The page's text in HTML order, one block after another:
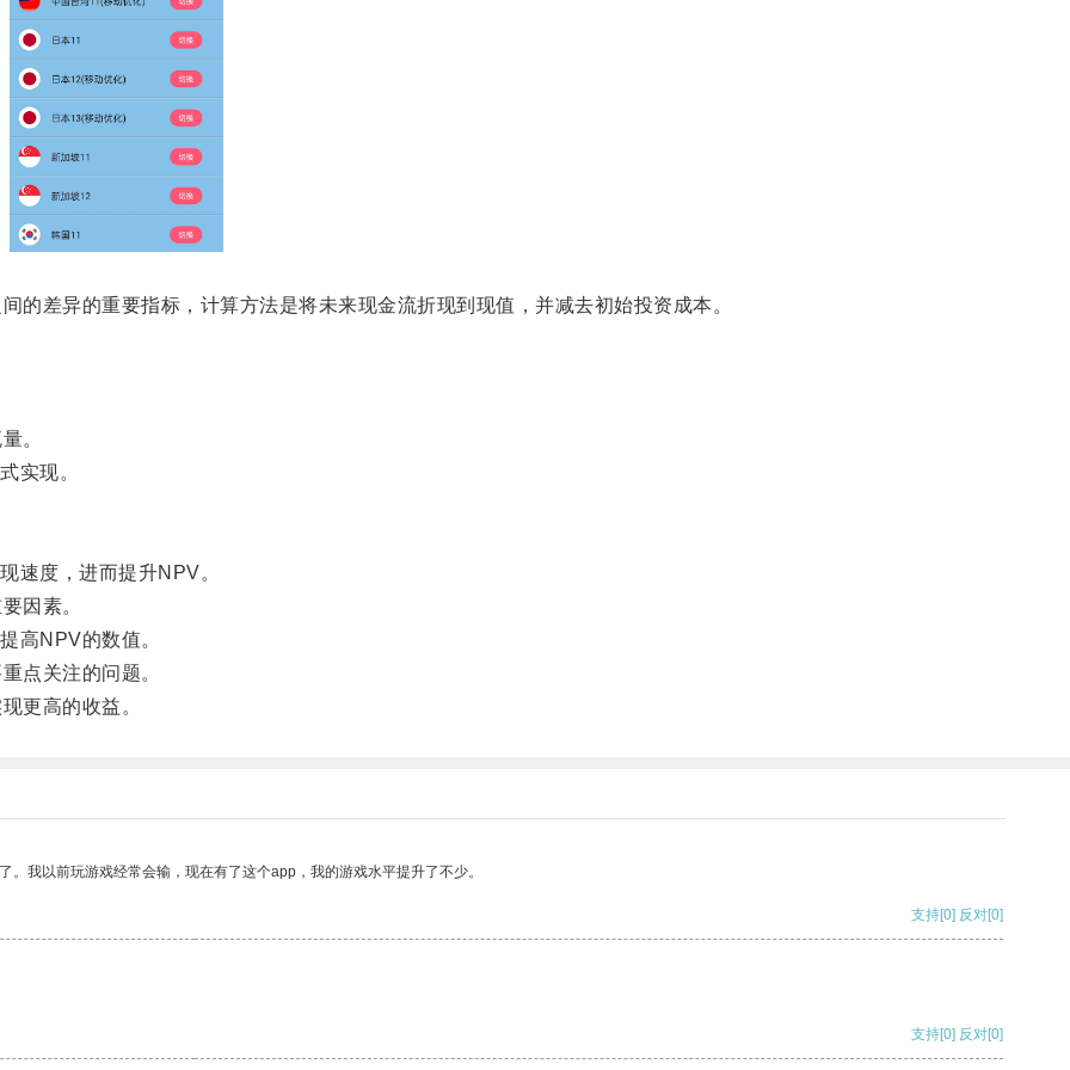
差异的重要指标，计算方法是将未来现金流折现到现值，并减去初始投资成本。
。
实现。
度，进而提升NPV。
因素。
NPV的数值。
关注的问题。
更高的收益。
我以前玩游戏经常会输，现在有了这个app，我的游戏水平提升了不少。
支持[0] 反对[0]
支持[0] 反对[0]